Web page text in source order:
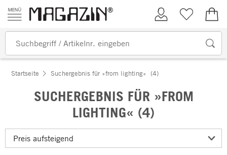
Zum Inhalt springen
Kundenkonto
Merkliste
Startseite Suchergebnis für »from lighting« (4)
SUCHERGEBNIS FÜR »FROM
LIGHTING« (4)